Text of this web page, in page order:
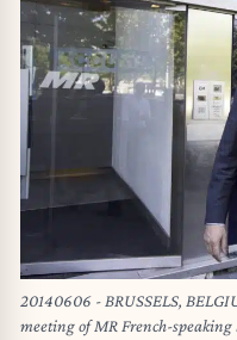
20140606 - BRUSSELS,
meeting of MR French-